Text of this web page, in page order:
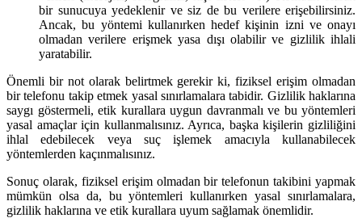
bir sunucuya yedeklenir ve siz de bu verilere erişebilirsiniz.
Ancak, bu yöntemi kullanırken hedef kişinin izni ve onayı
olmadan verilere erişmek yasa dışı olabilir ve gizlilik ihlali
yaratabilir.
Önemli bir not olarak belirtmek gerekir ki, fiziksel erişim olmadan
bir telefonu takip etmek yasal sınırlamalara tabidir. Gizlilik haklarına
saygı göstermeli, etik kurallara uygun davranmalı ve bu yöntemleri
yasal amaçlar için kullanmalısınız. Ayrıca, başka kişilerin gizliliğini
ihlal edebilecek veya suç işlemek amacıyla kullanabilecek
yöntemlerden kaçınmalısınız.
Sonuç olarak, fiziksel erişim olmadan bir telefonun takibini yapmak
mümkün olsa da, bu yöntemleri kullanırken yasal sınırlamalara,
gizlilik haklarına ve etik kurallara uyum sağlamak önemlidir.